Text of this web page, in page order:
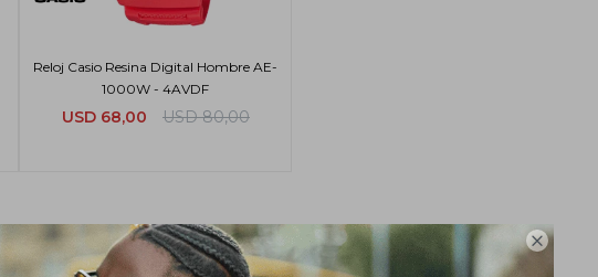

Reloj Casio Resina Digital Hombre AE-
1000W - 4AVDF
USD 68,00 USD 80,00